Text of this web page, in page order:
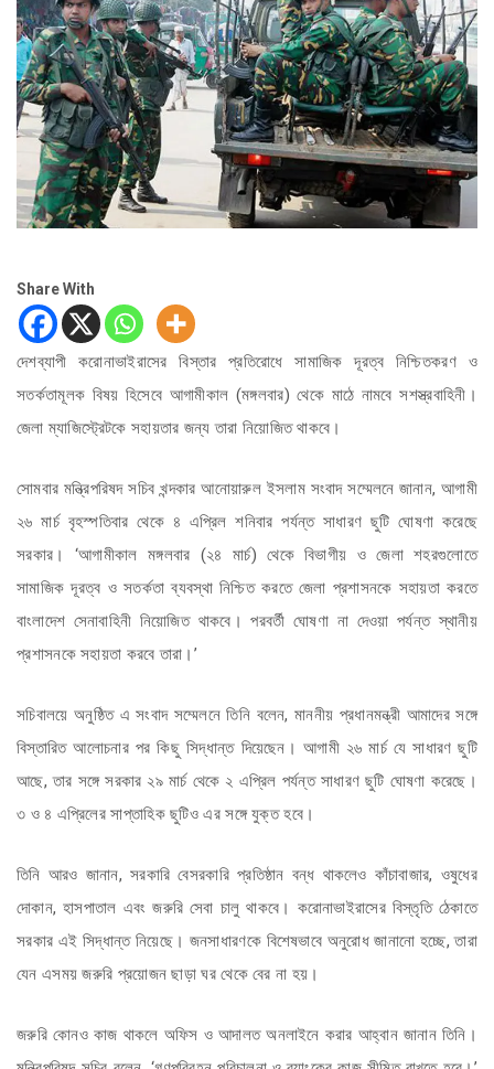
Share With
দেশব্যাপী করোনাভাইরাসের বিস্তার প্রতিরোধে সামাজিক দূরত্ব নিশ্চিতকরণ ও
সতর্কতামূলক বিষয় হিসেবে আগামীকাল (মঙ্গলবার) থেকে মাঠে নামবে সশস্ত্রবাহিনী।
জেলা ম্যাজিস্ট্রেটকে সহায়তার জন্য তারা নিয়োজিত থাকবে।
সোমবার মন্ত্রিপরিষদ সচিব খন্দকার আনোয়ারুল ইসলাম সংবাদ সম্মেলনে জানান, আগামী
২৬ মার্চ বৃহস্পতিবার থেকে ৪ এপ্রিল শনিবার পর্যন্ত সাধারণ ছুটি ঘোষণা করেছে
সরকার। ‘আগামীকাল মঙ্গলবার (২৪ মার্চ) থেকে বিভাগীয় ও জেলা শহরগুলোতে
সামাজিক দূরত্ব ও সতর্কতা ব্যবস্থা নিশ্চিত করতে জেলা প্রশাসনকে সহায়তা করতে
বাংলাদেশ সেনাবাহিনী নিয়োজিত থাকবে। পরবর্তী ঘোষণা না দেওয়া পর্যন্ত স্থানীয়
প্রশাসনকে সহায়তা করবে তারা।’
সচিবালয়ে অনুষ্ঠিত এ সংবাদ সম্মেলনে তিনি বলেন, মাননীয় প্রধানমন্ত্রী আমাদের সঙ্গে
বিস্তারিত আলোচনার পর কিছু সিদ্ধান্ত দিয়েছেন। আগামী ২৬ মার্চ যে সাধারণ ছুটি
আছে, তার সঙ্গে সরকার ২৯ মার্চ থেকে ২ এপ্রিল পর্যন্ত সাধারণ ছুটি ঘোষণা করেছে।
৩ ও ৪ এপ্রিলের সাপ্তাহিক ছুটিও এর সঙ্গে যুক্ত হবে।
তিনি আরও জানান, সরকারি বেসরকারি প্রতিষ্ঠান বন্ধ থাকলেও কাঁচাবাজার, ওষুধের
দোকান, হাসপাতাল এবং জরুরি সেবা চালু থাকবে। করোনাভাইরাসের বিস্তৃতি ঠেকাতে
সরকার এই সিদ্ধান্ত নিয়েছে। জনসাধারণকে বিশেষভাবে অনুরোধ জানানো হচ্ছে, তারা
যেন এসময় জরুরি প্রয়োজন ছাড়া ঘর থেকে বের না হয়।
জরুরি কোনও কাজ থাকলে অফিস ও আদালত অনলাইনে করার আহ্বান জানান তিনি।